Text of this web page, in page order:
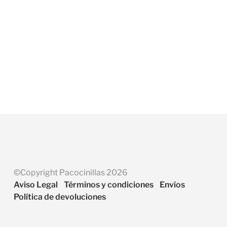
©Copyright Pacocinillas 2026
Aviso Legal
Términos y condiciones
Envíos
Política de devoluciones